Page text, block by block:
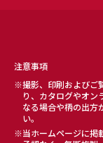
注意事項
撮影、印刷およびご
り、カタログやオン
なる場合や柄の出方
い。
当ホームページに掲